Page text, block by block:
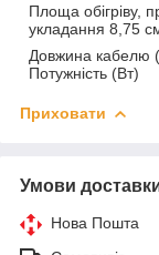
Площа обігріву,
укладання 8,75
Довжина кабелю
Потужність (Вт)
Приховати
Умови
Нова Пошта